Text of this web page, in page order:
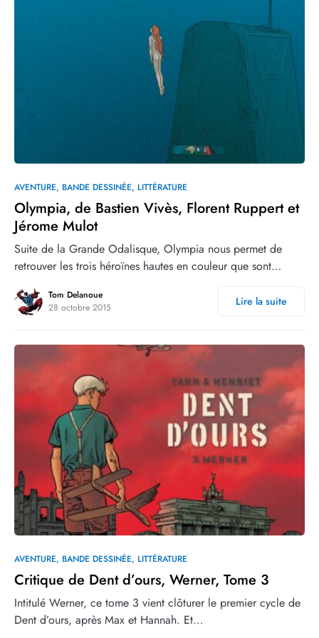
0
AVENTURE BANDE DESSINÉE LITTÉRATURE
Olympia, de Bastien Vivès, Florent Ruppert et
Jérome Mulot
Suite de la Grande Odalisque, Olympia nous permet de
retrouver les trois héroïnes hautes en couleur que sont…
Tom Delanoue
28 octobre 2015
Lire la suite
0
AVENTURE BANDE DESSINÉE LITTÉRATURE
Critique de Dent d’ours, Werner, Tome 3
Intitulé Werner, ce tome 3 vient clôturer le premier cycle de
Dent d’ours, après Max et Hannah. Et…